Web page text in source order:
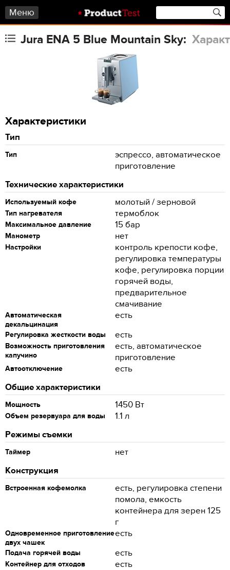
Меню
Jura ENA 5 Blue Mountain Sky:
Характеристики
Тип
Тип
эспрессо, автоматическое
приготовление
Технические характеристики
Используемый кофе молотый / зерновой
Тип нагревателя термоблок
Максимальное давление 15 бар
Манометр нет
Настройки
контроль крепости кофе,
регулировка температуры
кофе, регулировка порции
горячей воды,
предварительное
смачивание
Автоматическая
декальцинация
есть
Регулировка жесткости воды есть
Возможность приготовления
капучино
есть, автоматическое
приготовление
Автоотключение
есть
Общие характеристики
Мощность 1450 Вт
Объем резервуара для воды
1.1 л
Режимы съемки
Таймер
нет
Конструкция
Встроенная кофемолка
есть, регулировка степени
помола, емкость
контейнера для зерен 125
г
Одновременное приготовление
двух чашек
есть
Подача горячей воды есть
Контейнер для отходов есть